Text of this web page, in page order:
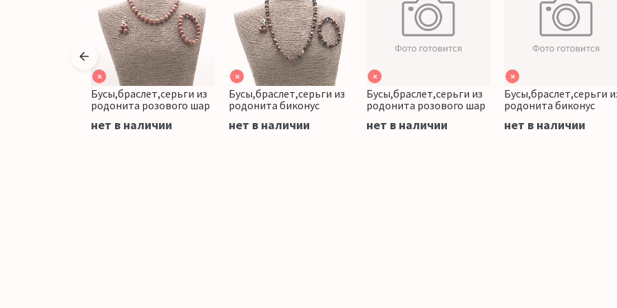
×
Бусы,браслет,серьги из
родонита розового шар
нет в наличии
×
Бусы,браслет,серьги из
родонита биконус
нет в наличии
×
Бусы,браслет,серьги из
родонита розового шар
нет в наличии
×
Бусы,браслет,серьги
родонита биконус
нет в наличии